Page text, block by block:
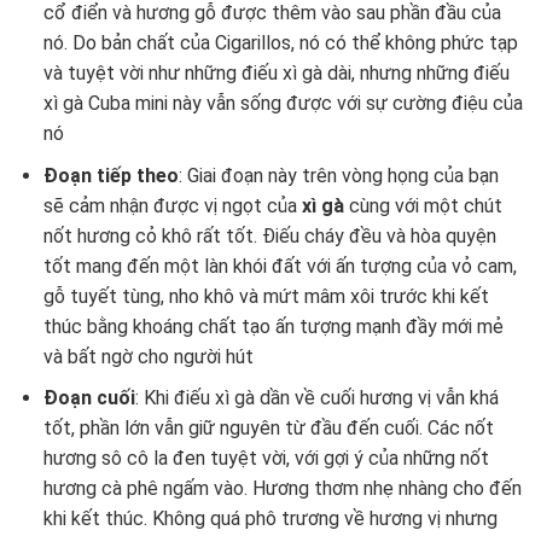
cổ điển và hương gỗ được thêm vào sau phần đầu của
nó. Do bản chất của Cigarillos, nó có thể không phức tạp
và tuyệt vời như những điếu xì gà dài, nhưng những điếu
xì gà Cuba mini này vẫn sống được với sự cường điệu của
nó
Đoạn tiếp theo: Giai đoạn này trên vòng họng của bạn
sẽ cảm nhận được vị ngọt của xì gàcùng với một chút
nốt hương cỏ khô rất tốt. Điếu cháy đều và hòa quyện
tốt mang đến một làn khói đất với ấn tượng của vỏ cam,
gỗ tuyết tùng, nho khô và mứt mâm xôi trước khi kết
thúc bằng khoáng chất tạo ấn tượng mạnh đầy mới mẻ
và bất ngờ cho người hút
Đoạn cuối: Khi điếu xì gà dần về cuối hương vị vẫn khá
tốt, phần lớn vẫn giữ nguyên từ đầu đến cuối. Các nốt
hương sô cô la đen tuyệt vời, với gợi ý của những nốt
hương cà phê ngấm vào. Hương thơm nhẹ nhàng cho đến
khi kết thúc. Không quá phô trương về hương vị nhưng